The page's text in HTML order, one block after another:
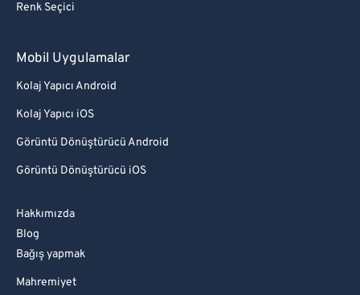
Renk Seçici
Mobil Uygulamalar
Kolaj Yapıcı Android
Kolaj Yapıcı iOS
Görüntü Dönüştürücü Android
Görüntü Dönüştürücü iOS
Hakkımızda
Blog
Bağış yapmak
Mahremiyet